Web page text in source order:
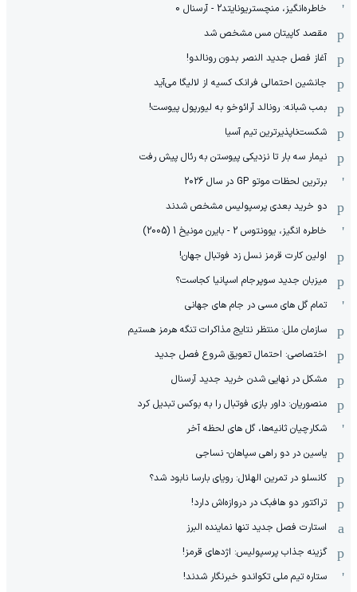
خاطره‌انگیز، منچستریونایتد2 - آرسنال 0
مقصد کاپیتان مس مشخص شد
آغاز فصل جدید النصر بدون رونالدو!
جانشین احتمالی فرانک کسیه از لالیگا می‌آید
بمب شبانه: رونالد آرائوخو به لیورپول پیوست!
شکست‌ناپذیرترین تیم آسیا
نیمار سه بار تا نزدیکی پیوستن به رئال پیش رفت
برترین لحظات موتو GP در سال 2026
دو خرید بعدی پرسپولیس مشخص شدند
خاطره انگیز، یوونتوس 2 - بایرن مونیخ 1 (2005)
اولین کارت قرمز نسل زد فوتبال جهان!
میزبان جدید سوپرجام اسپانیا کجاست؟
تمام گل های مسی در جام های جهانی
سازمان ملل: منتظر نتایج مذاکرات تنگه هرمز هستیم
اختصاصی: احتمال تعویق شروع فصل جدید
مشکل در نهایی شدن خرید جدید آرسنال
منصوریان: داور بازی فوتبال را به بوکس تبدیل کرد
شکارچیان ثانیه‌ها، گل های لحظه آخر
یاسین در دو راهی سپاهان- نساجی
کانسلو در تمرین الهلال: رویای بارسا نابود شد؟
تراکتور دو هافبک در دروازه‌اش دارد!
استارت فصل جدید تنها نماینده البرز
گزینه جذاب پرسپولیس: اژدهای قرمز!
ستاره تیم ملی تکواندو خبرنگار شدند!